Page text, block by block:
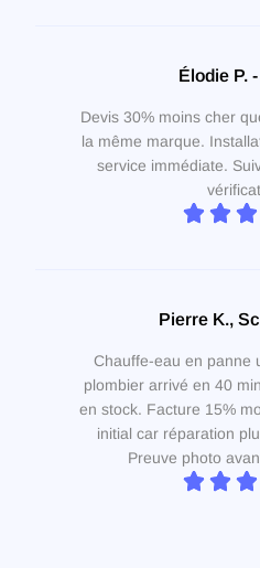
Élodie P.
Devis 30% moins cher
la même marque.
service immédiate.
Pierre K.,
Chauffe-eau en panne
plombier arrivé en 40
en stock. Facture 15%
initial car réparation
Preuve photo